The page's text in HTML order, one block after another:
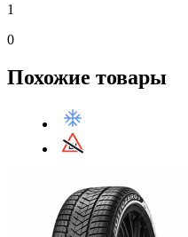
1
0
Похожие товары